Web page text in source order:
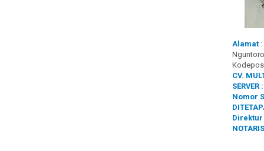
Alamat
CV.
SERVER :
Nomor
Direktur